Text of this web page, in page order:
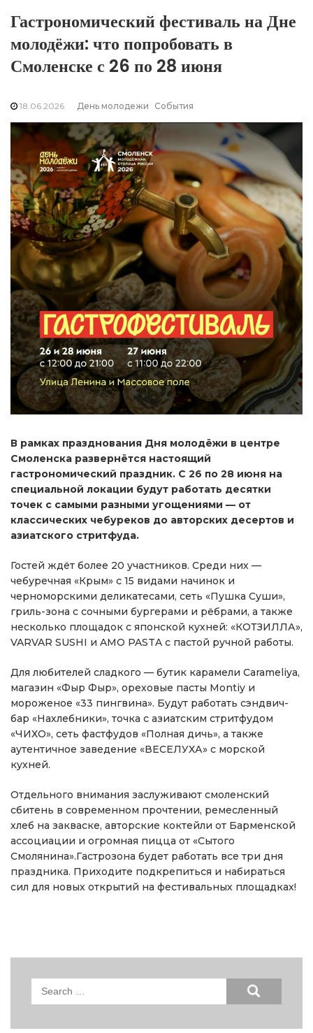
Гастрономический фестиваль на Дне
молодёжи: что попробовать в
Смоленске с 26 по 28 июня
18.06.2026 День молодежи События
В рамках празднования Дня молодёжи в центре
Смоленска развернётся настоящий
гастрономический праздник. С 26 по 28 июня на
специальной локации будут работать десятки
точек с самыми разными угощениями — от
классических чебуреков до авторских десертов и
азиатского стритфуда.
Гостей ждёт более 20 участников. Среди них —
чебуречная «Крым» с 15 видами начинок и
черноморскими деликатесами, сеть «Пушка Суши»,
гриль-зона с сочными бургерами и рёбрами, а также
несколько площадок с японской кухней: «КОТЗИЛЛА»,
VARVAR SUSHI и AMO PASTA с пастой ручной работы.
Для любителей сладкого — бутик карамели Carameliya,
магазин «Фыр Фыр», ореховые пасты Montiy и
мороженое «33 пингвина». Будут работать сэндвич-
бар «Нахлебники», точка с азиатским стритфудом
«ЧИХО», сеть фастфудов «Полная дичь», а также
аутентичное заведение «ВЕСЕЛУХА» с морской
кухней.
Отдельного внимания заслуживают смоленский
сбитень в современном прочтении, ремесленный
хлеб на закваске, авторские коктейли от Барменской
ассоциации и огромная пицца от «Сытого
Смолянина».Гастрозона будет работать все три дня
праздника. Приходите подкрепиться и набираться
сил для новых открытий на фестивальных площадках!
Search